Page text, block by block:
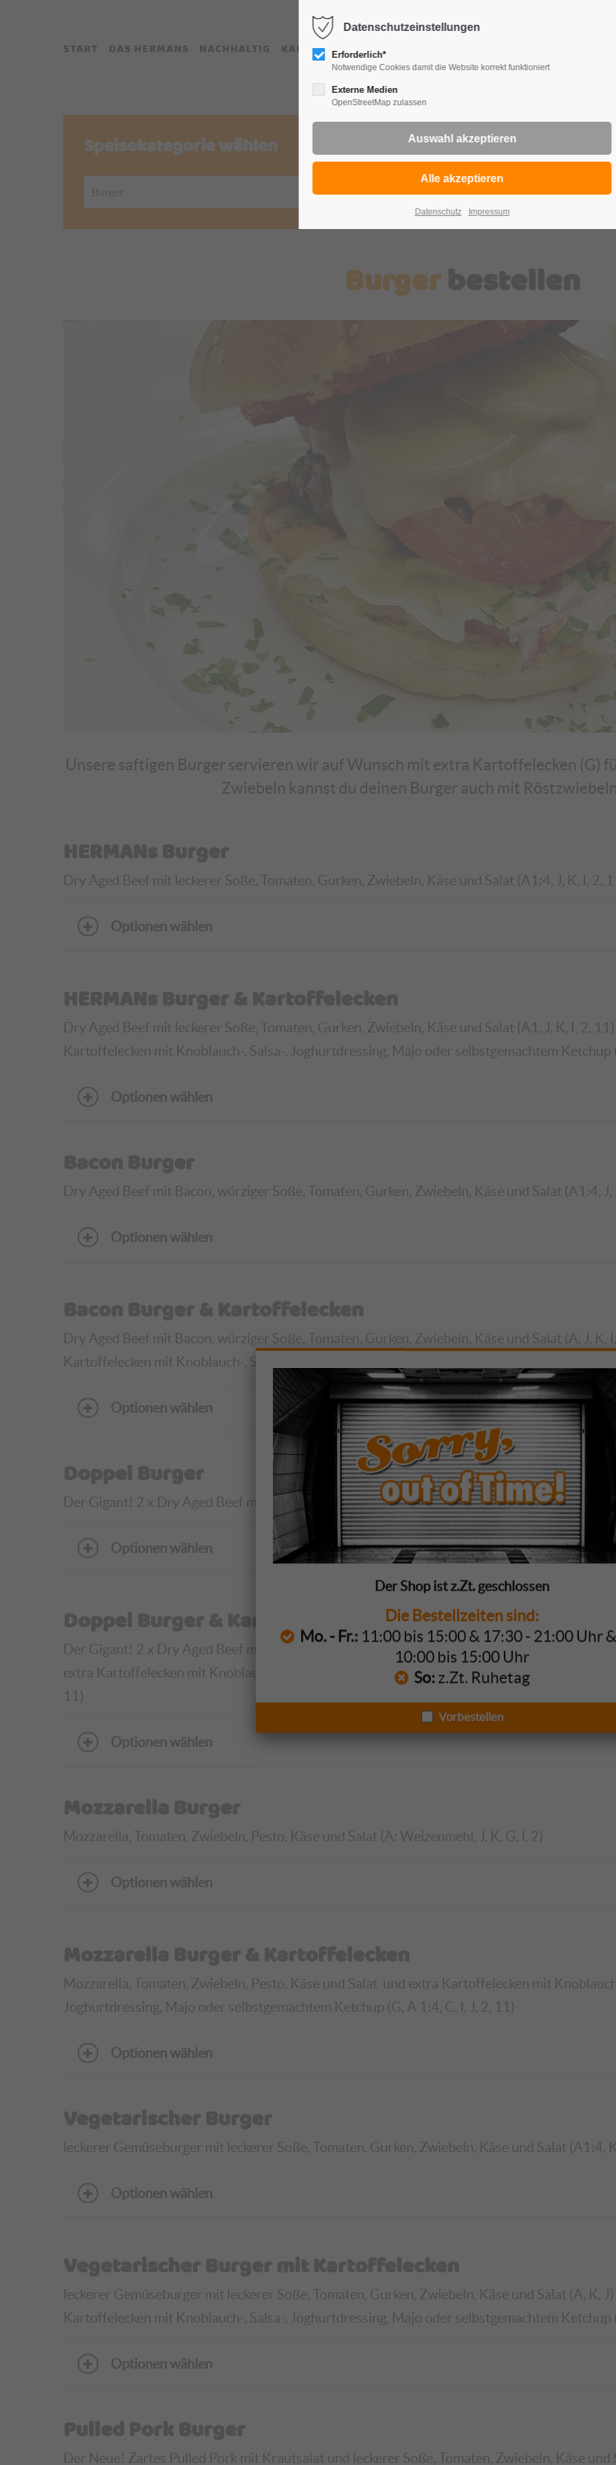
START DAS HERMANS NACHHALTIG KARTE
Speisekategorie wählen
Burgerbestellen
Unsere saftigen Burger servieren wir auf Wunsch mit extra Kartoffelecken (G)
Zwiebeln kannst du deinen Burger auch mit
HERMANs Burger
Dry Aged Beef mit leckerer Soße, Tomaten, Gurken, Zwiebeln, Käse und Salat (A1:4, J, K, I, 2,
Optionen wählen
HERMANs Burger & Kartoffelecken
Dry Aged Beef mit leckerer Soße, Tomaten, Gurken, Zwiebeln, Käse und Salat (A1, J, K, I, 2,
Kartoffelecken mit Knoblauch-, Salsa-, Joghurtdressing, Majo oder selbstgemachtem Ketchup
Optionen wählen
Bacon Burger
Dry Aged Beef mit Bacon, würziger Soße, Tomaten, Gurken, Zwiebeln, Käse und Salat (A1:4, J,
Optionen wählen
Bacon Burger & Kartoffelecken
Dry Aged Beef mit Bacon, würziger Soße, Tomaten, Gurken, Zwiebeln, Käse und Salat (A, J, K,
Kartoffelecken mit Knoblauch-, Salsa-, Joghurtdressing, Majo oder selbstgemachtem Ketchup
Optionen wählen
Doppel Burger
Der Gigant! 2 x Dry Aged Beef mit leckerer Soße, Tomaten, Gurken, Zwiebeln, Käse und Salat
Optionen wählen
Doppel Burger & Kartoffelecken
Der Gigant! 2 x Dry Aged Beef mit leckerer Soße, Tomaten, Gurken, Zwiebeln, Käse und Salat
extra Kartoffelecken mit Knoblauch-, Salsa-, Joghurtdressing, Majo oder selbstgemachtem
11)
Optionen wählen
Mozzarella Burger
Mozzarella, Tomaten, Zwiebeln, Pesto, Käse und Salat (A: Weizenmehl, J, K, G, I, 2)
Optionen wählen
Mozzarella Burger & Kartoffelecken
Mozzarella, Tomaten, Zwiebeln, Pesto, Käse und Salat und extra Kartoffelecken mit
Joghurtdressing, Majo oder selbstgemachtem Ketchup (G, A 1:4, C, I, J, 2, 11)
Optionen wählen
Vegetarischer Burger
leckerer Gemüseburger mit leckerer Soße, Tomaten, Gurken, Zwiebeln, Käse und Salat (A1:4,
Optionen wählen
Vegetarischer Burger mit Kartoffelecken
leckerer Gemüseburger mit leckerer Soße, Tomaten, Gurken, Zwiebeln, Käse und Salat (A, K, J)
Kartoffelecken mit Knoblauch-, Salsa-, Joghurtdressing, Majo oder selbstgemachtem Ketchup
Optionen wählen
Pulled Pork Burger
Der Neue! Zartes Pulled Pork mit Krautsalat und leckerer Soße, Tomaten, Zwiebeln, Käse und
Datenschutzeinstellungen
Erforderlich*
Notwendige Cookies damit die Website korrekt funktioniert
Externe Medien
OpenStreetMap zulassen
Datenschutz Impressum
Vorbestellen
Der Shop ist z.Zt. geschlossen
Die Bestellzeiten sind:
Mo. - Fr.: 11:00 bis 15:00 & 17:30 - 21:00 Uhr &
10:00 bis 15:00 Uhr
So: z.Zt. Ruhetag